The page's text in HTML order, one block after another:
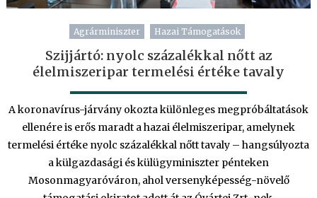
Agrárminiszter Hazai Támogatások
Szijjártó: nyolc százalékkal nőtt az
élelmiszeripar termelési értéke tavaly
A koronavírus-járvány okozta különleges megpróbáltatások
ellenére is erős maradt a hazai élelmiszeripar, amelynek
termelési értéke nyolc százalékkal nőtt tavaly – hangsúlyozta
a külgazdasági és külügyminiszter pénteken
Mosonmagyaróváron, ahol versenyképesség-növelő